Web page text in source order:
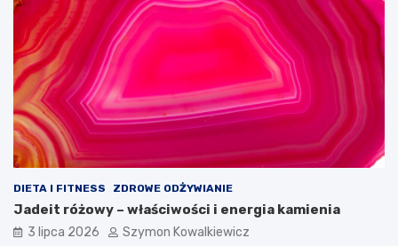
DIETA I FITNESS ZDROWE ODŻYWIANIE
Jadeit różowy – właściwości i energia kamienia
3 lipca 2026 Szymon Kowalkiewicz